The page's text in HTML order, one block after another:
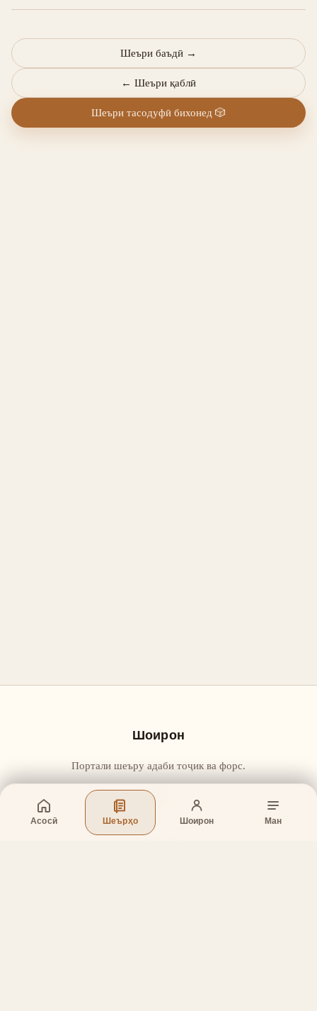
Асосӣ Шеърҳо Шоирон Ман
← Шеъри қаблӣ
Шеъри баъдӣ →
Шеъри тасодуфӣ бихонед 🎲
Шоирон
Портали шеъру адаби тоҷик ва форс.